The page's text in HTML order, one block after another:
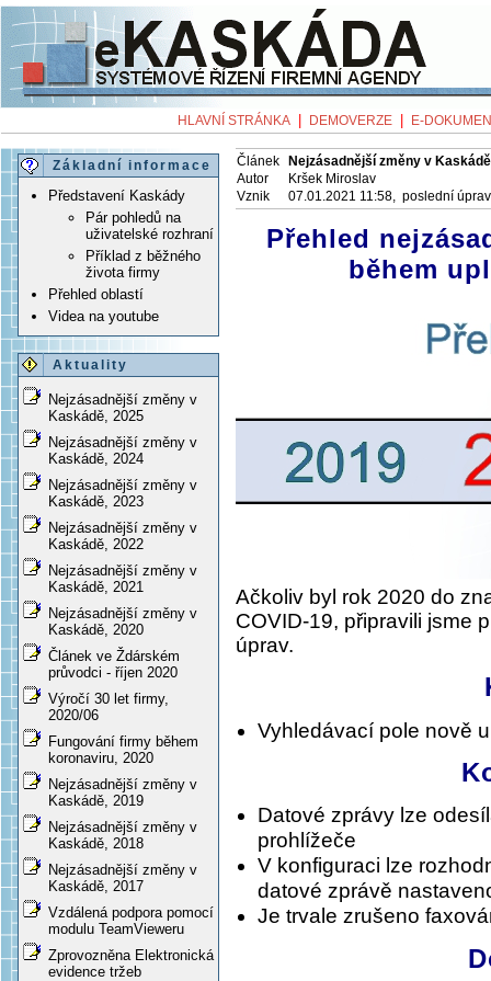
HLAVNÍ STRÁNKA DEMOVERZE E-
Základní informace
Představení Kaskády
Pár pohledů na
uživatelské rozhraní
Příklad z běžného
života firmy
Přehled oblastí
Videa na youtube
Aktuality
Nejzásadnější změny v
Kaskádě, 2025
Nejzásadnější změny v
Kaskádě, 2024
Nejzásadnější změny v
Kaskádě, 2023
Nejzásadnější změny v
Kaskádě, 2022
Nejzásadnější změny v
Kaskádě, 2021
Nejzásadnější změny v
Kaskádě, 2020
Článek ve Ždárském
průvodci - říjen 2020
Výročí 30 let firmy,
2020/06
Fungování firmy během
koronaviru, 2020
Nejzásadnější změny v
Kaskádě, 2019
Nejzásadnější změny v
Kaskádě, 2018
Nejzásadnější změny v
Kaskádě, 2017
Vzdálená podpora pomocí
modulu TeamVieweru
Zprovozněna Elektronická
evidence tržeb
Článek
Nejzásadnější změny v
Autor
Kršek Miroslav
Vznik
07.01.2021 11:58, poslední
Přehled
během
Ačkoliv byl rok 2020 do
COVID-19, připravili jsme
úprav.
Vyhledávací pole nově
Datové zprávy lze
prohlížeče
V konfiguraci lze
datové zprávě
Je trvale zrušeno